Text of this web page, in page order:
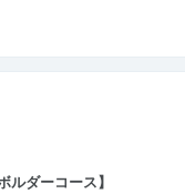
ダーコース】